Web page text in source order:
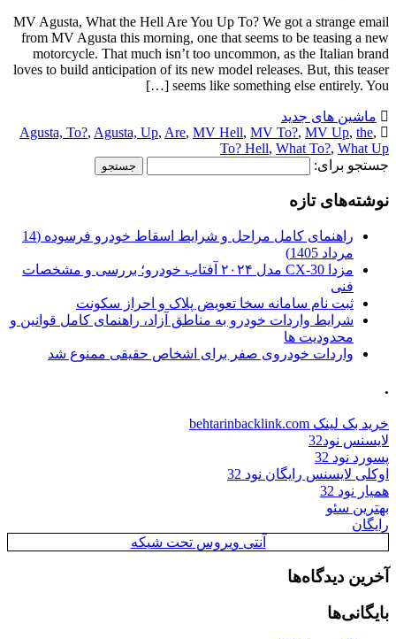
MV Agusta, What the Hell Are You Up To? We got a strange email
from MV Agusta this morning, one that seems to be teasing a new
motorcycle. That much isn’t too uncommon, as the Italian brand
loves to build anticipation of its new model releases. But, this teaser
seems like something else entirely. You […]
ماشین های جدید
Agusta, To?, Agusta, Up, Are, MV Hell, MV To?, MV Up, the,
To? Hell, What To?, What Up
جستجو برای:
نوشته‌های تازه
راهنمای کامل مراحل و شرایط اسقاط خودرو فرسوده (14
مرداد 1405)
مزدا CX-30 مدل ۲۰۲۴ آفتاب خودرو؛ بررسی و مشخصات
فنی
ثبت نام سامانه سخا تعویض پلاک و احراز سکونت
شرایط واردات خودرو به مناطق آزاد، راهنمای کامل قوانین و
محدودیت ها
واردات خودروی صفر برای اشخاص حقیقی ممنوع شد
.
خرید بک لینک behtarinbacklink.com
لایسنس نود32
پسورد نود 32
اوکلی لایسنس رایگان نود 32
همیار نود 32
بهترین سئو
رایگان
آنتی ویروس تحت شبکه
آخرین دیدگاه‌ها
بایگانی‌ها